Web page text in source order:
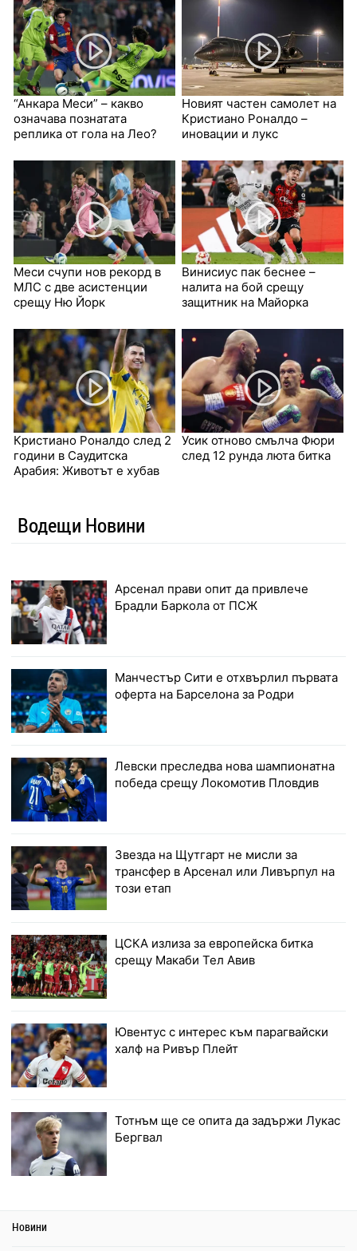
“Анкара Меси” – какво
означава познатата
реплика от гола на Лео?
Новият частен самолет на
Кристиано Роналдо –
иновации и лукс
Меси счупи нов рекорд в
МЛС с две асистенции
срещу Ню Йорк
Винисиус пак беснее –
налита на бой срещу
защитник на Майорка
Кристиано Роналдо след 2
години в Саудитска
Арабия: Животът е хубав
Усик отново смълча Фюри
след 12 рунда люта битка
Водещи Новини
Арсенал прави опит да привлече
Брадли Баркола от ПСЖ
Манчестър Сити е отхвърлил първата
оферта на Барселона за Родри
Левски преследва нова шампионатна
победа срещу Локомотив Пловдив
Звезда на Щутгарт не мисли за
трансфер в Арсенал или Ливърпул на
този етап
ЦСКА излиза за европейска битка
срещу Макаби Тел Авив
Ювентус с интерес към парагвайски
халф на Ривър Плейт
Тотнъм ще се опита да задържи Лукас
Бергвал
Новини